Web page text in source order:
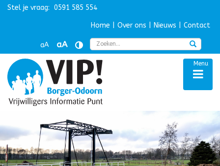
Navigatie overslaan
Stel je vraag: 0591 585 554
Home Over ons Nieuws Contact
aA aA
Menu